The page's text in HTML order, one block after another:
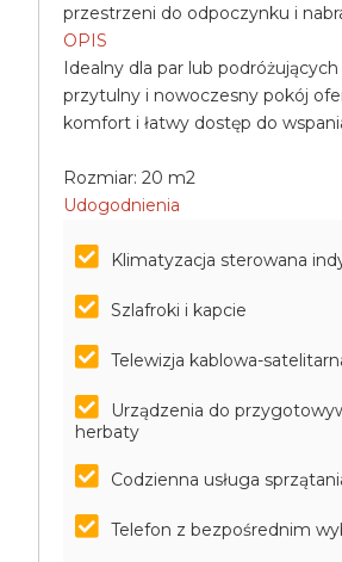
przestrzeni do odpoczynku i
OPIS
Idealny dla par lub podróżujących
przytulny i nowoczesny pokój
komfort i łatwy dostęp do
Rozmiar: 20 m2
Udogodnienia
Klimatyzacja sterowana
Szlafroki i kapcie
Telewizja kablowa-
Urządzenia do
herbaty
Codzienna usługa
Telefon z bezpośrednim